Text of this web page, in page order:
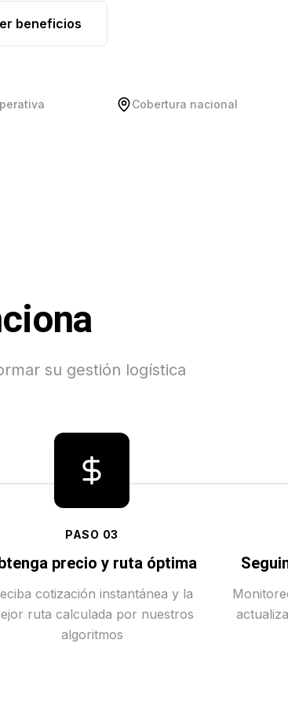
beneficios
Cobertura nacional
su gestión logística
PASO 03
precio y ruta óptima
cotización instantánea y la
ruta calculada por nuestros
algoritmos